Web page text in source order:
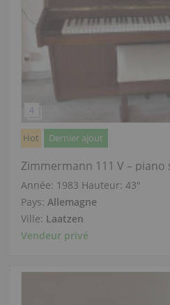
Hot Dernier ajout
Zimmermann 111 V –
Année: 1983 Hauteur: 43″
Pays: Allemagne
Ville: Laatzen
Vendeur privé